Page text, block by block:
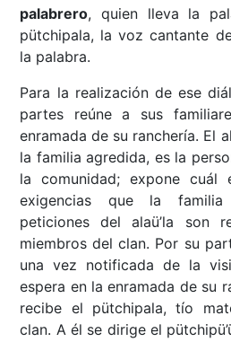
palabrero, quien lleva la
pütchipala, la voz cantante
la palabra.
Para la realización de ese
partes reúne a sus
enramada de su ranchería. El
la familia agredida, es la
la comunidad; expone
exigencias que la
peticiones del alaü’la son
miembros del clan. Por su
una vez notificada de la
espera en la enramada de su
recibe el pütchipala, tío
clan. A él se dirige el